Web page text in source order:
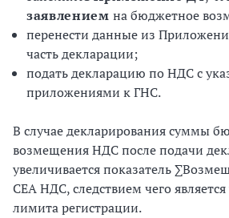
заявлением на бюджетное
перенести данные из
часть декларации;
подать декларацию по НДС с
приложениями к ГНС.
В случае декларирования суммы
возмещения НДС после подачи
увеличивается показатель
СЕА НДС, следствием чего
лимита регистрации.